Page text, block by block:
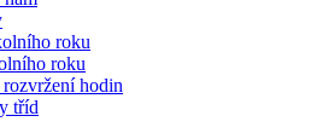
roku
roku
rozvržení hodin
tříd